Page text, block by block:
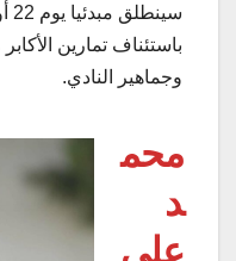
باستئناف تمارين
وجماهير النادي.
محم
د
علي